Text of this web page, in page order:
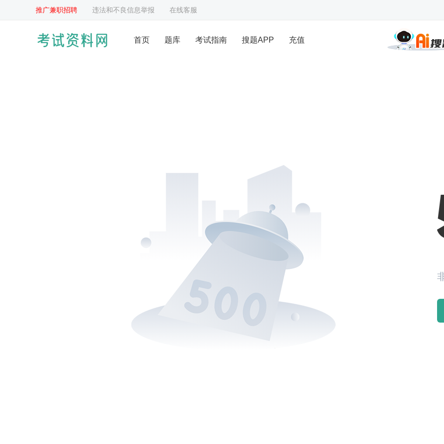
推广兼职招聘 违法和不良信息举报 在线客服
首页 题库 考试指南 搜题APP 充值